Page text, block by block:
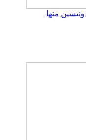
منها